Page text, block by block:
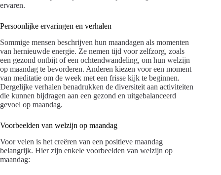
ervaren.
Persoonlijke ervaringen en verhalen
Sommige mensen beschrijven hun maandagen als momenten
van hernieuwde energie. Ze nemen tijd voor zelfzorg, zoals
een gezond ontbijt of een ochtendwandeling, om hun welzijn
op maandag te bevorderen. Anderen kiezen voor een moment
van meditatie om de week met een frisse kijk te beginnen.
Dergelijke verhalen benadrukken de diversiteit aan activiteiten
die kunnen bijdragen aan een gezond en uitgebalanceerd
gevoel op maandag.
Voorbeelden van welzijn op maandag
Voor velen is het creëren van een positieve maandag
belangrijk. Hier zijn enkele voorbeelden van welzijn op
maandag: